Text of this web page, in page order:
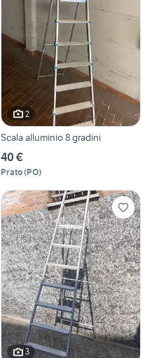
2
Scala alluminio 8 gradini
40 €
Prato(PO)
3